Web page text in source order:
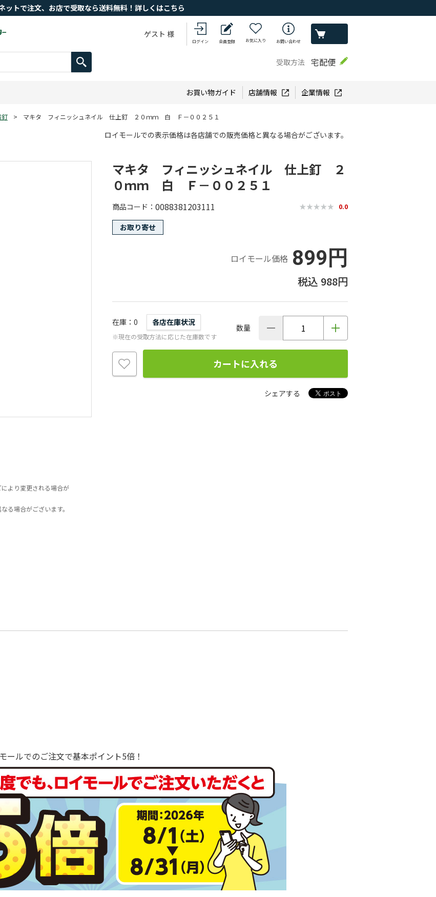
ットで注文、お店で受取なら送料無料！詳しくはこちら
ゲスト 様
ログイン 会員登録 お気に入り お問い合わせ
受取方法 宅配便
お買い物ガイド 店舗情報 企業情報
釘 > マキタ フィニッシュネイル 仕上釘 ２０ｍｍ 白 Ｆ－００２５１
ロイモールでの表示価格は各店舗での販売価格と異なる場合がございます。
より変更される場合が
る場合がございます。
マキタ フィニッシュネイル 仕上釘 ２
０ｍｍ 白 Ｆ－００２５１
商品コード 0088381203111 0.0
お取り寄せ
ロイモール価格 899円
988円
在庫 0 各店在庫状況
※現在の受取方法に応じた在庫数です
数量
カートに入れる
シェアする
ールでのご注文で基本ポイント5倍！